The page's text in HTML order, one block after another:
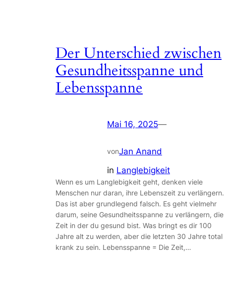
Der Unterschied zwischen
Gesundheitsspanne und
Lebensspanne
Mai 16, 2025—
vonJan Anand
in Langlebigkeit
Wenn es um Langlebigkeit geht, denken viele
Menschen nur daran, ihre Lebenszeit zu verlängern.
Das ist aber grundlegend falsch. Es geht vielmehr
darum, seine Gesundheitsspanne zu verlängern, die
Zeit in der du gesund bist. Was bringt es dir 100
Jahre alt zu werden, aber die letzten 30 Jahre total
krank zu sein. Lebensspanne = Die Zeit,…